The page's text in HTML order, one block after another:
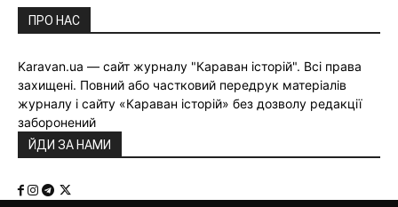
ПРО НАС
Karavan.ua — сайт журналу "Караван історій". Всі права
захищені. Повний або частковий передрук матеріалів
журналу і сайту «Караван історій» без дозволу редакції
заборонений
ЙДИ ЗА НАМИ